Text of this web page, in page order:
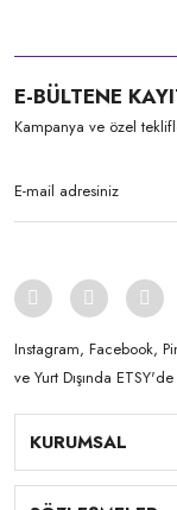
E-BÜLTENE
Kampanya ve özel
Instagram, Facebook,
ve Yurt Dışında
KURUMSAL